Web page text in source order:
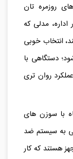
روزمره‌ تان
مدلی که
کند، انتخاب خوبی
دستگاهی با
روان‌ تری
با سوزن‌ های
به سیستم ضد
هستند که کار